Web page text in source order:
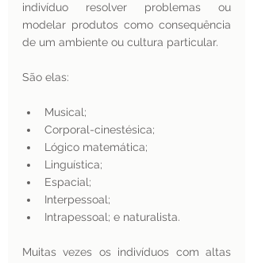
indivíduo resolver problemas ou
modelar produtos como consequência
de um ambiente ou cultura particular.
São elas:
Musical;
Corporal-cinestésica;
Lógico matemática;
Linguística;
Espacial;
Interpessoal;
Intrapessoal; e naturalista.
Muitas vezes os indivíduos com altas